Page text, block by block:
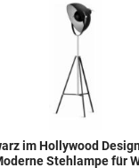
im Hollywood
Stehlampe für